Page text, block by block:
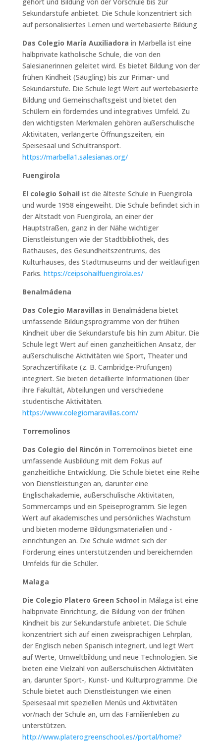
Sekundarstufe anbietet. Die Schule konzentriert sich
auf personalisiertes Lernen und wertebasierte Bildung
Das Colegio María Auxiliadora in Marbella ist eine
halbprivate katholische Schule, die von den
Salesianerinnen geleitet wird. Es bietet Bildung von der
frühen Kindheit (Säugling) bis zur Primar- und
Sekundarstufe. Die Schule legt Wert auf wertebasierte
Bildung und Gemeinschaftsgeist und bietet den
Schülern ein förderndes und integratives Umfeld. Zu
den wichtigsten Merkmalen gehören außerschulische
Aktivitäten, verlängerte Öffnungszeiten, ein
Speisesaal und Schultransport.
https://marbella1.salesianas.org/
Fuengirola
El colegio Sohail ist die älteste Schule in Fuengirola
und wurde 1958 eingeweiht. Die Schule befindet sich in
der Altstadt von Fuengirola, an einer der
Hauptstraßen, ganz in der Nähe wichtiger
Dienstleistungen wie der Stadtbibliothek, des
Rathauses, des Gesundheitszentrums, des
Kulturhauses, des Stadtmuseums und der weitläufigen
Parks. https://ceipsohailfuengirola.es/
Benalmádena
Das Colegio Maravillas in Benalmádena bietet
umfassende Bildungsprogramme von der frühen
Kindheit über die Sekundarstufe bis hin zum Abitur. Die
Schule legt Wert auf einen ganzheitlichen Ansatz, der
außerschulische Aktivitäten wie Sport, Theater und
Sprachzertifikate (z. B. Cambridge-Prüfungen)
integriert. Sie bieten detaillierte Informationen über
ihre Fakultät, Abteilungen und verschiedene
studentische Aktivitäten.
https://www.colegiomaravillas.com/
Torremolinos
Das Colegio del Rincón in Torremolinos bietet eine
umfassende Ausbildung mit dem Fokus auf
ganzheitliche Entwicklung. Die Schule bietet eine Reihe
von Dienstleistungen an, darunter eine
Englischakademie, außerschulische Aktivitäten,
Sommercamps und ein Speiseprogramm. Sie legen
Wert auf akademisches und persönliches Wachstum
und bieten moderne Bildungsmaterialien und -
einrichtungen an. Die Schule widmet sich der
Förderung eines unterstützenden und bereichernden
Umfelds für die Schüler.
Malaga
Die Colegio Platero Green School in Málaga ist eine
halbprivate Einrichtung, die Bildung von der frühen
Kindheit bis zur Sekundarstufe anbietet. Die Schule
konzentriert sich auf einen zweisprachigen Lehrplan,
der Englisch neben Spanisch integriert, und legt Wert
auf Werte, Umweltbildung und neue Technologien. Sie
bieten eine Vielzahl von außerschulischen Aktivitäten
an, darunter Sport-, Kunst- und Kulturprogramme. Die
Schule bietet auch Dienstleistungen wie einen
Speisesaal mit speziellen Menüs und Aktivitäten
vor/nach der Schule an, um das Familienleben zu
unterstützen.
http://www.platerogreenschool.es//portal/home?